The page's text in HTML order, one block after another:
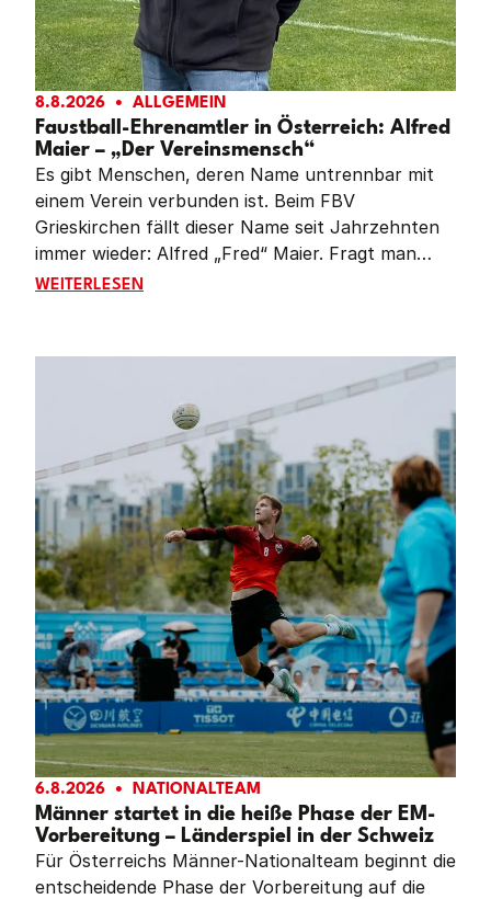
Faustball-Ehrenamtler in Österreich: Alfred
Maier – „Der Vereinsmensch“
8.8.2026 ALLGEMEIN
Es gibt Menschen, deren Name untrennbar mit
einem Verein verbunden ist. Beim FBV
Grieskirchen fällt dieser Name seit Jahrzehnten
immer wieder: Alfred „Fred“ Maier. Fragt man
Spielerinnen, Spieler, Trainerinnen oder
einem Menschen, der immer da war. Der Trainings
leitete, Plätze herrichtete, Veranstaltungen
organisierte, Kinder begeisterte und
Generationen von Faustballerinnen und
Faustballern geprägt hat.
WEITERLESENFAUSTBALL-EHRENAMTLER IN ÖSTERREICH:
Männer startet in die heiße Phase der EM-
Vorbereitung – Länderspiel in der Schweiz
6.8.2026 NATIONALTEAM
Für Österreichs Männer-Nationalteam beginnt die
entscheidende Phase der Vorbereitung auf die